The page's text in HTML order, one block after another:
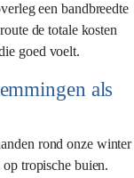
een bandbreedte
de totale kosten
goed voelt.
als
rond onze winter
tropische buien.